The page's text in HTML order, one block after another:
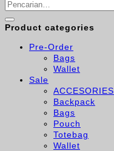
Pencarian
untuk:
Product categories
Pre-Order
Bags
Wallet
Sale
ACCESORIES
Backpack
Bags
Pouch
Totebag
Wallet